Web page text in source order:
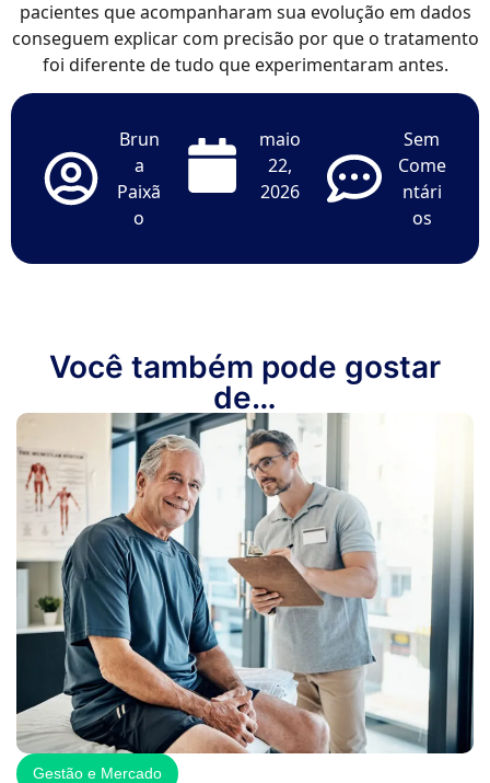
pacientes que acompanharam sua evolução em dados
conseguem explicar com precisão por que o tratamento
foi diferente de tudo que experimentaram antes.
Brun
a
Paixã
o
maio
22,
2026
Sem
Come
ntári
os
Você também pode gostar
de…
Gestão e Mercado